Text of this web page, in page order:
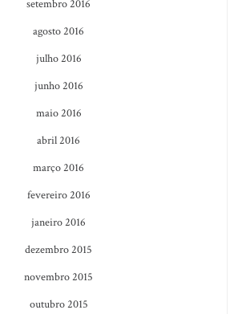
setembro 2016
agosto 2016
julho 2016
junho 2016
maio 2016
abril 2016
março 2016
fevereiro 2016
janeiro 2016
dezembro 2015
novembro 2015
outubro 2015